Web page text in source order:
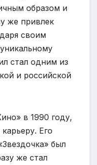
образом и
же привлек
своим
стал одним из
и российской
в 1990 году,
Его
был
же стал